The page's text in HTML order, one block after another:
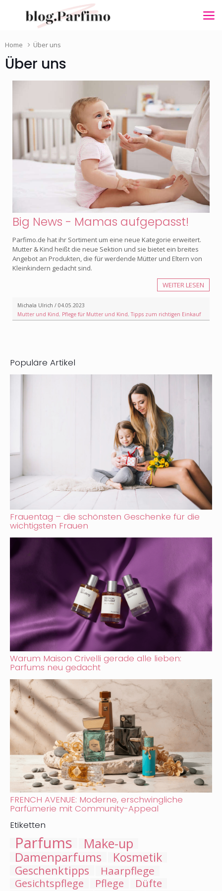
Home Über uns
Über uns
Big News - Mamas aufgepasst!
Parfimo.de hat ihr Sortiment um eine neue Kategorie erweitert.
Mutter & Kind heißt die neue Sektion und sie bietet ein breites
Angebot an Produkten, die für werdende Mütter und Eltern von
Kleinkindern gedacht sind.
WEITER LESEN
Michala Ulrich / 04.05.2023
Mutter und Kind, Pflege für Mutter und Kind,Tipps zum richtigen Einkauf
Populäre Artikel
Frauentag – die schönsten Geschenke für die
wichtigsten Frauen
Warum Maison Crivelli gerade alle lieben:
Parfums neu gedacht
FRENCH AVENUE: Moderne, erschwingliche
Parfümerie mit Community-Appeal
Etiketten
Parfums Make-up
Damenparfums Kosmetik
Geschenktipps Haarpflege
Gesichtspflege Pflege
Düfte